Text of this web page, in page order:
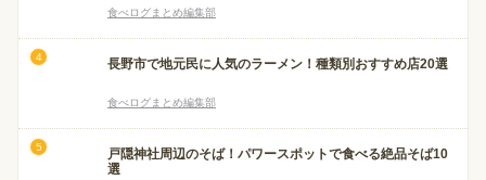
食べログまとめ編集部
長野市で地元民に人気のラーメン！種類別おすすめ店20選
食べログまとめ編集部
戸隠神社周辺のそば！パワースポットで食べる絶品そば10
選